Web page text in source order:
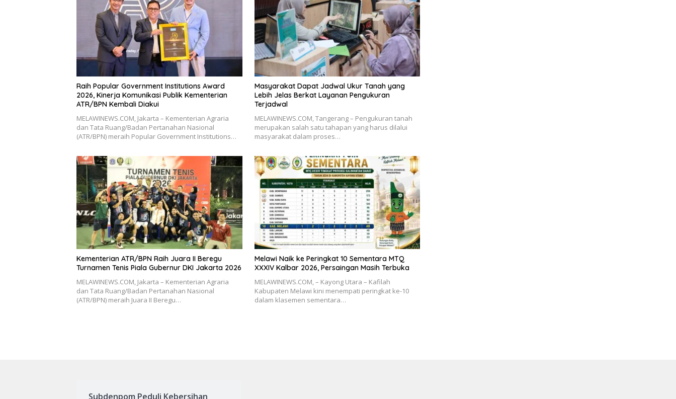
Raih Popular Government Institutions Award
2026, Kinerja Komunikasi Publik Kementerian
ATR/BPN Kembali Diakui
MELAWINEWS.COM, Jakarta – Kementerian Agraria
dan Tata Ruang/Badan Pertanahan Nasional
(ATR/BPN) meraih Popular Government Institutions…
Masyarakat Dapat Jadwal Ukur Tanah yang
Lebih Jelas Berkat Layanan Pengukuran
Terjadwal
MELAWINEWS.COM, Tangerang – Pengukuran tanah
merupakan salah satu tahapan yang harus dilalui
masyarakat dalam proses…
Kementerian ATR/BPN Raih Juara II Beregu
Turnamen Tenis Piala Gubernur DKI Jakarta 2026
MELAWINEWS.COM, Jakarta – Kementerian Agraria
dan Tata Ruang/Badan Pertanahan Nasional
(ATR/BPN) meraih Juara II Beregu…
Melawi Naik ke Peringkat 10 Sementara MTQ
XXXIV Kalbar 2026, Persaingan Masih Terbuka
MELAWINEWS.COM, – Kayong Utara – Kafilah
Kabupaten Melawi kini menempati peringkat ke-10
dalam klasemen sementara…
Subdenpom Peduli Kebersihan